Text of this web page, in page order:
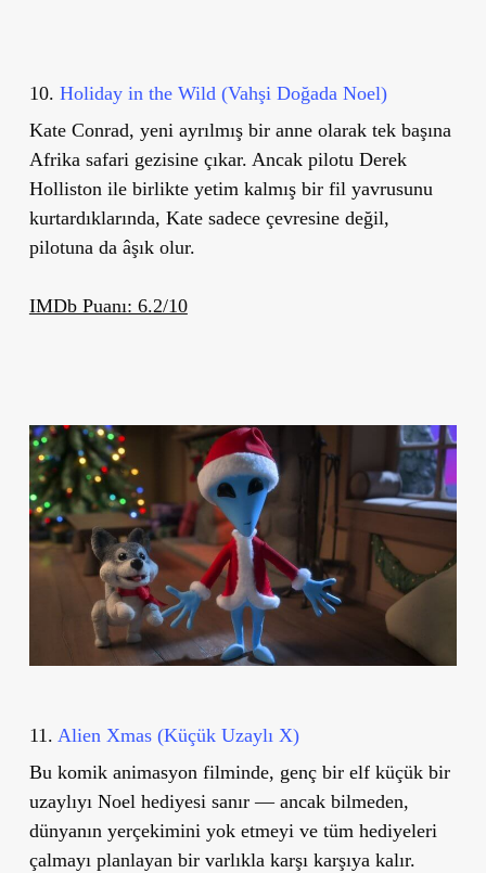
10. Holiday in the Wild (Vahşi Doğada Noel)
Kate Conrad, yeni ayrılmış bir anne olarak tek başına
Afrika safari gezisine çıkar. Ancak pilotu Derek
Holliston ile birlikte yetim kalmış bir fil yavrusunu
kurtardıklarında, Kate sadece çevresine değil,
pilotuna da âşık olur.
IMDb Puanı: 6.2/10
11. Alien Xmas (Küçük Uzaylı X)
Bu komik animasyon filminde, genç bir elf küçük bir
uzaylıyı Noel hediyesi sanır — ancak bilmeden,
dünyanın yerçekimini yok etmeyi ve tüm hediyeleri
çalmayı planlayan bir varlıkla karşı karşıya kalır.